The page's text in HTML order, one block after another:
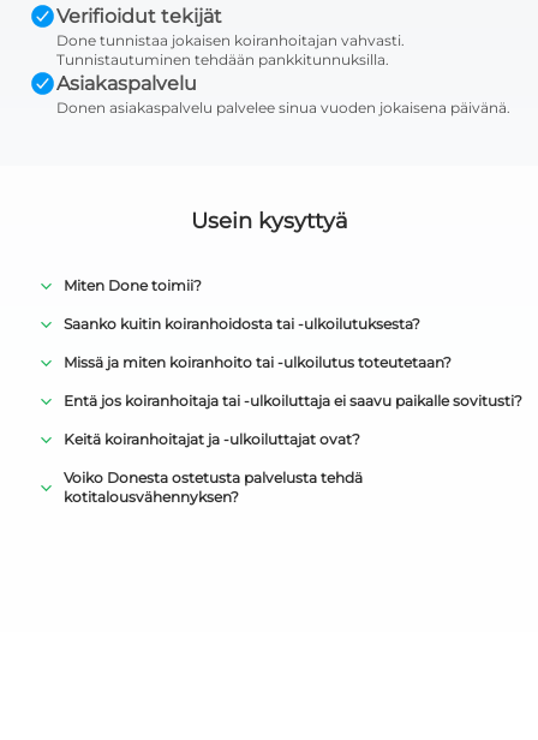
Verifioidut tekijät
Done tunnistaa jokaisen koiranhoitajan vahvasti.
Tunnistautuminen tehdään pankkitunnuksilla.
Asiakaspalvelu
Donen asiakaspalvelu palvelee sinua vuoden jokaisena päivänä.
Usein kysyttyä
Miten Done toimii?
Saanko kuitin koiranhoidosta tai -ulkoilutuksesta?
Missä ja miten koiranhoito tai -ulkoilutus toteutetaan?
Entä jos koiranhoitaja tai -ulkoiluttaja ei saavu paikalle sovitusti?
Keitä koiranhoitajat ja -ulkoiluttajat ovat?
Voiko Donesta ostetusta palvelusta tehdä
kotitalousvähennyksen?